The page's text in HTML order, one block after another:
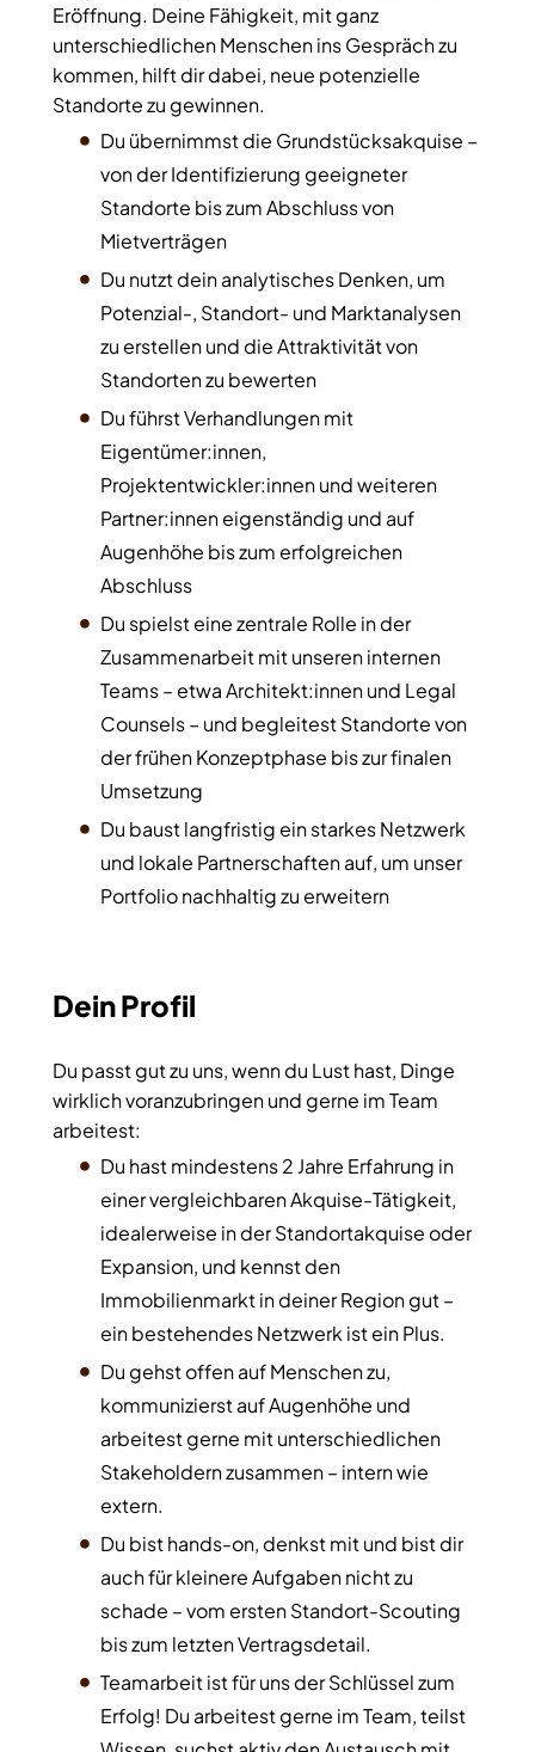
Eröffnung. Deine Fähigkeit, mit ganz
unterschiedlichen Menschen ins Gespräch zu
kommen, hilft dir dabei, neue potenzielle
Standorte zu gewinnen.
Du übernimmst die Grundstücksakquise –
von der Identifizierung geeigneter
Standorte bis zum Abschluss von
Mietverträgen
Du nutzt dein analytisches Denken, um
Potenzial-, Standort- und Marktanalysen
zu erstellen und die Attraktivität von
Standorten zu bewerten
Du führst Verhandlungen mit
Eigentümer:innen,
Projektentwickler:innen und weiteren
Partner:innen eigenständig und auf
Augenhöhe bis zum erfolgreichen
Abschluss
Du spielst eine zentrale Rolle in der
Zusammenarbeit mit unseren internen
Teams – etwa Architekt:innen und Legal
Counsels – und begleitest Standorte von
der frühen Konzeptphase bis zur finalen
Umsetzung
Du baust langfristig ein starkes Netzwerk
und lokale Partnerschaften auf, um unser
Portfolio nachhaltig zu erweitern
Dein Profil
Du passt gut zu uns, wenn du Lust hast, Dinge
wirklich voranzubringen und gerne im Team
arbeitest:
Du hast mindestens 2 Jahre Erfahrung in
einer vergleichbaren Akquise-Tätigkeit,
idealerweise in der Standortakquise oder
Expansion, und kennst den
Immobilienmarkt in deiner Region gut –
ein bestehendes Netzwerk ist ein Plus.
Du gehst offen auf Menschen zu,
kommunizierst auf Augenhöhe und
arbeitest gerne mit unterschiedlichen
Stakeholdern zusammen – intern wie
extern.
Du bist hands-on, denkst mit und bist dir
auch für kleinere Aufgaben nicht zu
schade – vom ersten Standort-Scouting
bis zum letzten Vertragsdetail.
Teamarbeit ist für uns der Schlüssel zum
Erfolg! Du arbeitest gerne im Team, teilst